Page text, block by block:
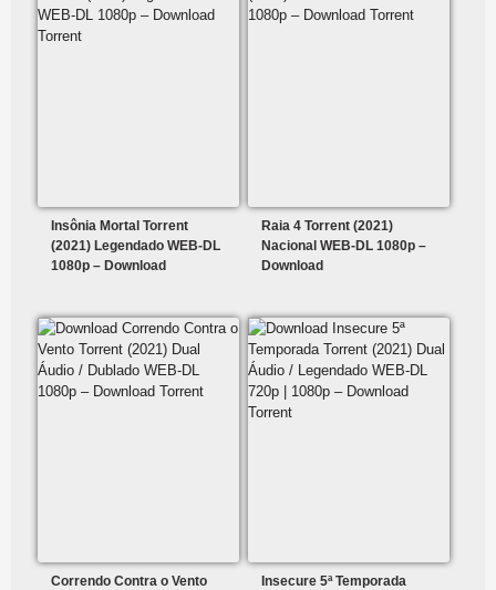
Insônia Mortal Torrent
(2021) Legendado WEB-DL
1080p – Download
Raia 4 Torrent (2021)
Nacional WEB-DL 1080p –
Download
Correndo Contra o Vento
Insecure 5ª Temporada